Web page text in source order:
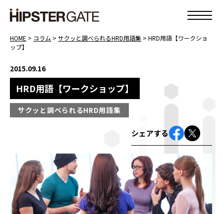
HOME > コラム > サクッと調べられるHRD用語集 > HRD用語【ワークショ
ップ】
2015.09.16
HRD用語【ワークショップ】
サクッと調べられるHRD用語集
シェアする